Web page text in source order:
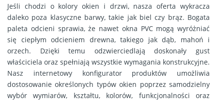
Jeśli chodzi o kolory okien i drzwi, nasza oferta wykracza
daleko poza klasyczne barwy, takie jak biel czy brąz. Bogata
paleta odcieni sprawia, że nawet okna PVC mogą wyróżniać
się ciepłym odcieniem drewna, takiego jak dąb, mahoń i
orzech. Dzięki temu odzwierciedlają doskonały gust
właściciela oraz spełniają wszystkie wymagania konstrukcyjne.
Nasz internetowy konfigurator produktów umożliwia
dostosowanie określonych typów okien poprzez samodzielny
wybór wymiarów, kształtu, kolorów, funkcjonalności oraz